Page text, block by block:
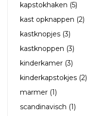
kapstokhaken (5)
kast opknappen (2)
kastknopjes (3)
kastknoppen (3)
kinderkamer (3)
kinderkapstokjes (2)
marmer (1)
scandinavisch (1)